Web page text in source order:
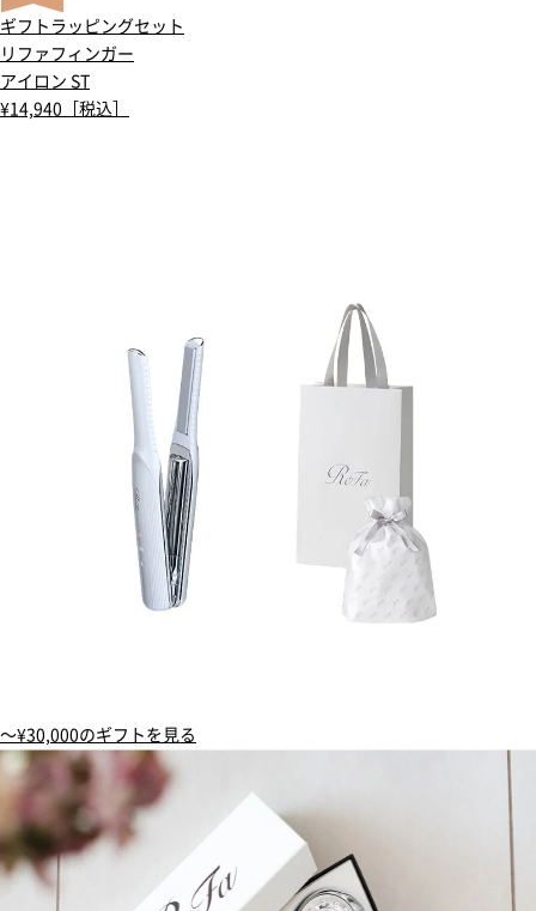
ギフトラッピングセット
リファフィンガー
アイロン ST
¥14,940［税込］
〜¥30,000のギフトを見る